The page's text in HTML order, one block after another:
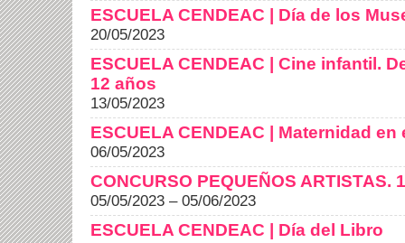
ESCUELA CENDEAC | Día de los
20/05/2023
ESCUELA CENDEAC | Cine infantil.
12 años
13/05/2023
ESCUELA CENDEAC | Maternidad en
06/05/2023
CONCURSO PEQUEÑOS ARTISTAS.
05/05/2023 – 05/06/2023
ESCUELA CENDEAC | Día del Libro